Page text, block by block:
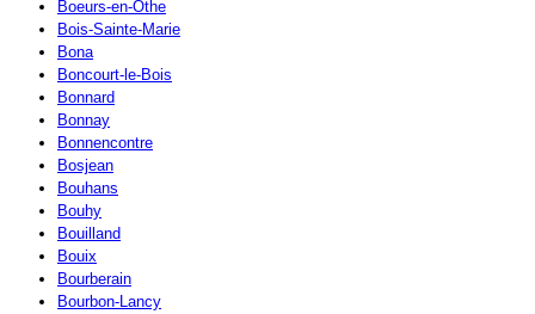
Boeurs-en-Othe
Bois-Sainte-Marie
Bona
Boncourt-le-Bois
Bonnard
Bonnay
Bonnencontre
Bosjean
Bouhans
Bouhy
Bouilland
Bouix
Bourberain
Bourbon-Lancy